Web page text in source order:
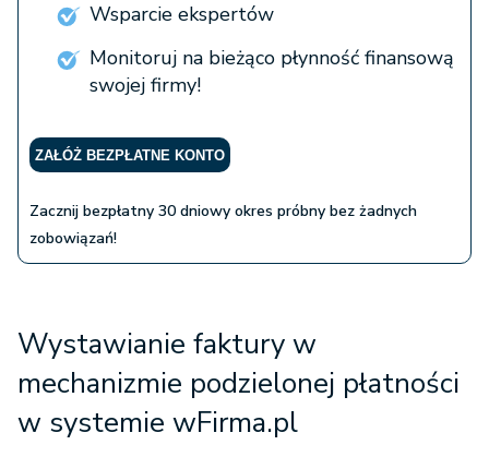
Wsparcie ekspertów
Monitoruj na bieżąco płynność finansową
swojej firmy!
ZAŁÓŻ BEZPŁATNE KONTO
Zacznij bezpłatny 30 dniowy okres próbny bez żadnych
zobowiązań!
Wystawianie faktury w
mechanizmie podzielonej płatności
w systemie wFirma.pl